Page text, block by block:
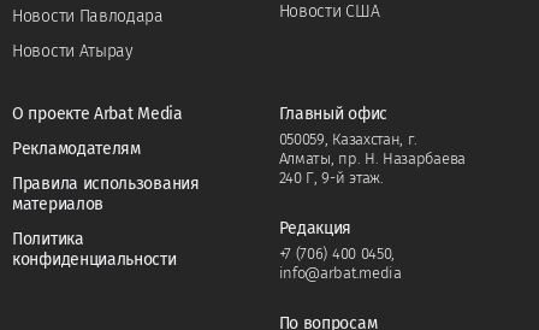
Новости Павлодара
Новости Атырау
Новости США
О проекте Arbat Media
Рекламодателям
Правила использования
материалов
Политика
конфиденциальности
Главный офис
050059, Казахстан, г.
Алматы, пр. Н. Назарбаева
240 Г, 9-й этаж.
Редакция
+7 (706) 400 0450,
info@arbat.media
По вопросам